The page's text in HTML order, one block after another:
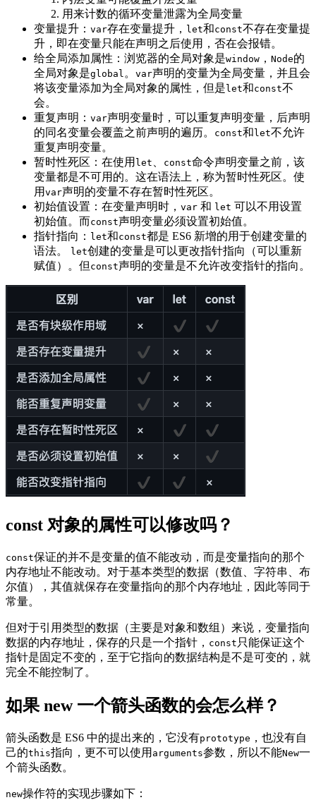
用来计数的循环变量泄露为全局变量
变量提升： var存在变量提升， let和const不存在变量提
升，即在变量只能在声明之后使用，否在会报错。
给全局添加属性：浏览器的全局对象是window ， Node的
全局对象是global 。 var声明的变量为全局变量，并且会
将该变量添加为全局对象的属性，但是 let和const不
会。
重复声明： var声明变量时，可以重复声明变量，后声明
的同名变量会覆盖之前声明的遍历。
const和 let不允许
重复声明变量。
暂时性死区：在使用 let const命令声明变量之前，该
变量都是不可用的。这在语法上，称为暂时性死区。使
用 var声明的变量不存在暂时性死区。
初始值设置：在变量声明时， var 和 let 可以不用设置
初始值。而const声明变量必须设置初始值。
指针指向： let和const都是 ES6 新增的用于创建变量的
语法。
let创建的变量是可以更改指针指向（可以重新
赋值）。但 const声明的变量是不允许改变指针的指向。
const 对象的属性可以修改吗？
const保证的并不是变量的值不能改动，而是变量指向的那个
内存地址不能改动。对于基本类型的数据（数值、字符串、布
尔值），其值就保存在变量指向的那个内存地址，因此等同于
常量。
但对于引用类型的数据（主要是对象和数组）来说，变量指向
数据的内存地址，保存的只是一个指针， const 只能保证这个
指针是固定不变的，至于它指向的数据结构是不是可变的，就
完全不能控制了。
如果 new 一个箭头函数的会怎么样？
箭头函数是 ES6 中的提出来的，它没有prototype ，也没有自
己的this指向，更不可以使用 arguments参数，所以不能New一
个箭头函数。
new操作符的实现步骤如下：